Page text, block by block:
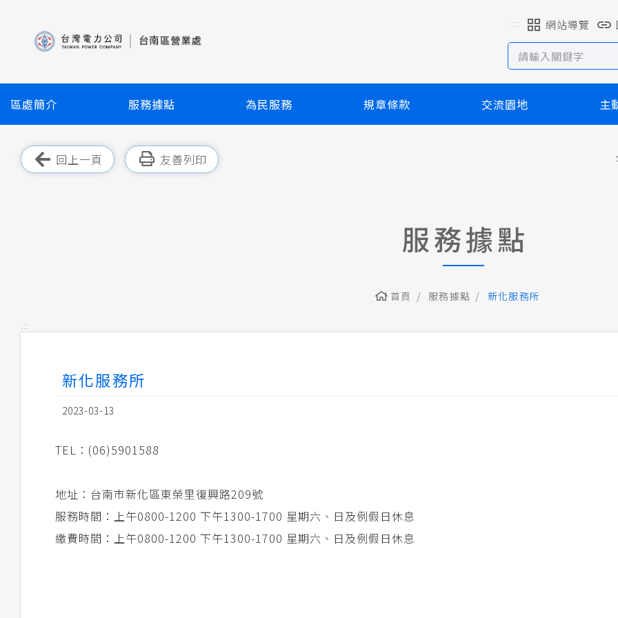
塊
::: 網站導覽
區處簡介 服務據點 為民服務 規章條款 交流園地 主
回上一頁 友善列印
服務據點
首頁 服務據點 新化服務所
:::
新化服務所
2023-03-13
TEL：(06)5901588
地址：台南市新化區東榮里復興路209號
服務時間：上午0800-1200 下午1300-1700 星期六、日及例假日休息
繳費時間：上午0800-1200 下午1300-1700 星期六、日及例假日休息